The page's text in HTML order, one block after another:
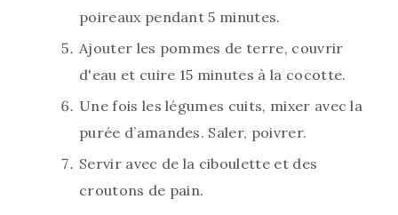
poireaux pendant 5 minutes.
Ajouter les pommes de terre, couvrir
d'eau et cuire 15 minutes à la cocotte.
Une fois les légumes cuits, mixer avec la
purée d’amandes. Saler, poivrer.
Servir avec de la ciboulette et des
croutons de pain.